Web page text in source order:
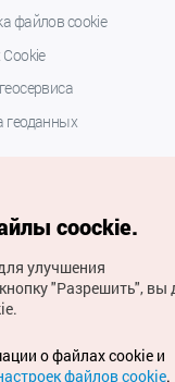
файлов cookie
геоданных
Кореи Все
связанных с
coockie.
улучшения
"Разрешить", вы
о файлах cookie и
файлов cookie.